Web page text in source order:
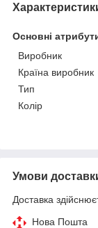
Основні
Виробник
Країна виробник
Тип
Колір
Умови
Доставка
Нова Пошта